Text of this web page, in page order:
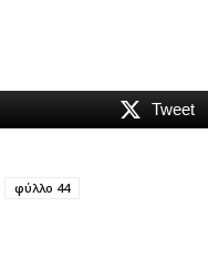
Tweet
φύλλο 44